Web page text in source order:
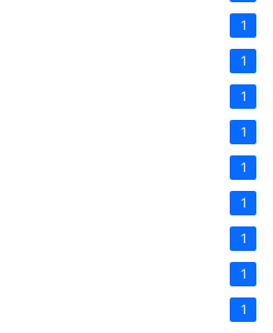
1
1
1
1
1
1
1
1
1